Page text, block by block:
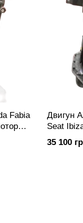
Fabia
Двигун
Seat
ДВС
35 100